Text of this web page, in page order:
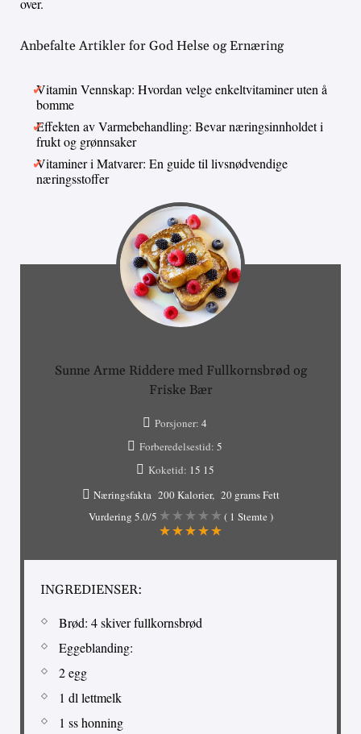
over.
Anbefalte Artikler for God Helse og Ernæring
Vitamin Vennskap: Hvordan velge enkeltvitaminer uten å
bomme
Effekten av Varmebehandling: Bevar næringsinnholdet i
frukt og grønnsaker
Vitaminer i Matvarer: En guide til livsnødvendige
næringsstoffer
Sunne Arme Riddere med Fullkornsbrød og
Friske Bær
Porsjoner: 4
Forberedelsestid: 5
Koketid: 15 15
Næringsfakta 200 Kalorier
20 grams Fett
Vurdering 5.0/5 ( 1 Stemte )
INGREDIENSER:
Brød: 4 skiver fullkornsbrød
Eggeblanding:
2 egg
1 dl lettmelk
1 ss honning